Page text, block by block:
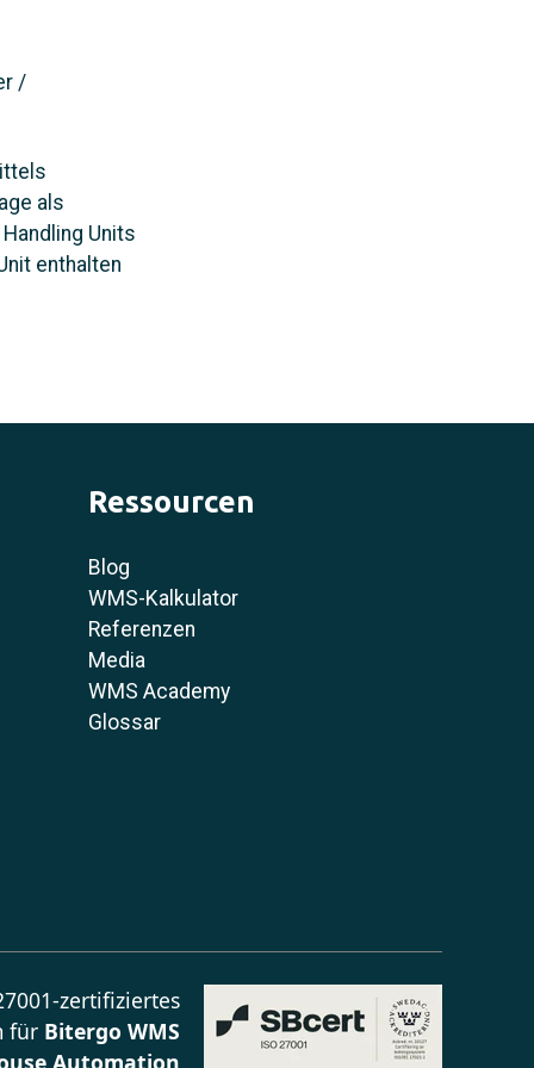
/
als
Units
enthalten
Ressourcen
Blog
WMS-Kalkulator
Referenzen
Media
WMS Academy
Glossar
zertifiziertes
für Bitergo WMS
Automation